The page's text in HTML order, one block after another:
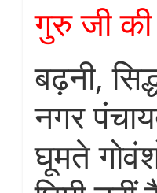
गुरु जी
बढ़नी,
नगर
घूमते